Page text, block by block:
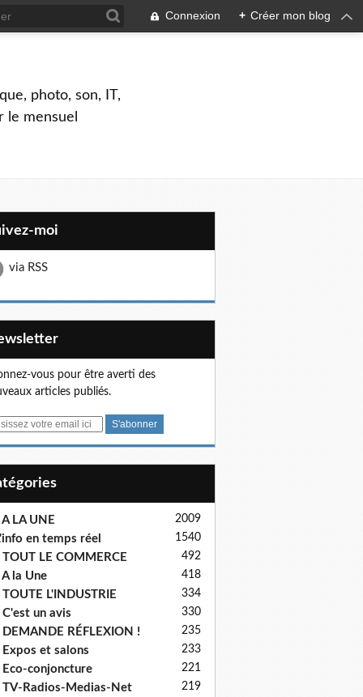
Connexion + Créer mon blog
photo, son, IT,
le mensuel
moi
via RSS
vous pour être averti des
articles publiés.
LA UNE 2009
en temps réel 1540
LE COMMERCE 492
la Une 418
L'INDUSTRIE 334
un avis 330
RÉFLEXION ! 235
et salons 233
conjoncture 221
Radios-Medias-Net 219